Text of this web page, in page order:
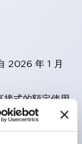
2026 年 1 月
接式的額定使用
（不包含指示燈